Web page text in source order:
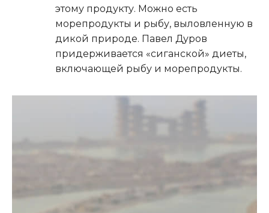
этому продукту. Можно есть
морепродукты и рыбу, выловленную в
дикой природе. Павел Дуров
придерживается «сиганской» диеты,
включающей рыбу и морепродукты.